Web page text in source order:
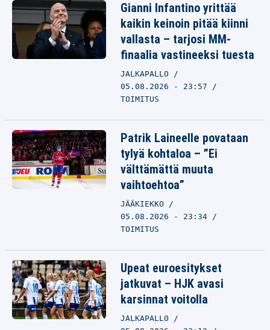
Gianni Infantino yrittää
kaikin keinoin pitää kiinni
vallasta – tarjosi MM-
finaalia vastineeksi tuesta
JALKAPALLO
05.08.2026 - 23:57
TOIMITUS
Patrik Laineelle povataan
tylyä kohtaloa – ”Ei
välttämättä muuta
vaihtoehtoa”
JÄÄKIEKKO
05.08.2026 - 23:34
TOIMITUS
Upeat euroesitykset
jatkuvat – HJK avasi
karsinnat voitolla
JALKAPALLO